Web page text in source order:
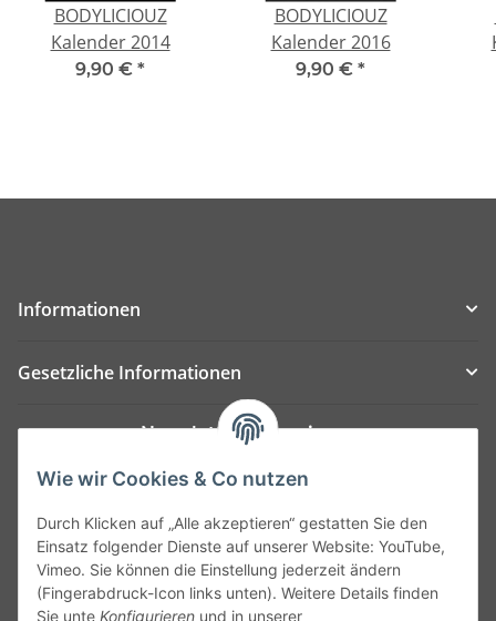
BODYLICIOUZ
Kalender 2014
9,90 € *
BODYLICIOUZ
Kalender 2016
9,90 € *
Informationen
Gesetzliche Informationen
Newsletter Abonnieren
Bitte senden Sie mir entsprechend Ihrer
widerruflich Informationen zu Ihrem Produktsortiment
per E-Mail zu.
Wie wir Cookies & Co nutzen
Durch Klicken auf „Alle akzeptieren“ gestatten Sie den
Einsatz folgender Dienste auf unserer Website: YouTube,
Vimeo. Sie können die Einstellung jederzeit ändern
(Fingerabdruck-Icon links unten). Weitere Details finden
Sie unte Konfigurieren und in unserer